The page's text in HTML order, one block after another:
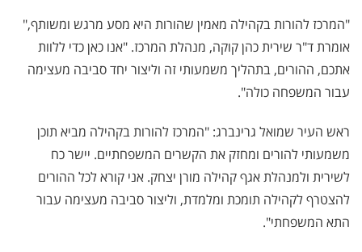
"המרכז להורות בקהילה מאמין שהורות היא מסע מרגש ומשותף,"
אומרת ד"ר שירית כהן קוקה, מנהלת המרכז. "אנו כאן כדי ללוות
אתכם, ההורים, בתהליך משמעותי זה וליצור יחד סביבה מעצימה
עבור המשפחה כולה".
ראש העיר שמואל גרינברג: "המרכז להורות בקהילה מביא תוכן
משמעותי להורים ומחזק את הקשרים המשפחתיים. יישר כח
לשירית ולמנהלת אגף קהילה מורן יצחק. אני קורא לכל ההורים
להצטרף לקהילה תומכת ומלמדת, וליצור סביבה מעצימה עבור
התא המשפחתי".